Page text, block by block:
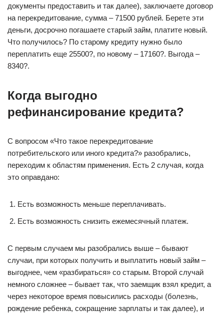
документы предоставить и так далее), заключаете договор
на перекредитование, сумма – 71500 рублей. Берете эти
деньги, досрочно погашаете старый займ, платите новый.
Что получилось? По старому кредиту нужно было
переплатить еще 25500?, по новому – 17160?. Выгода –
8340?.
Когда выгодно
рефинансирование кредита?
С вопросом «Что такое перекредитование
потребительского или иного кредита?» разобрались,
переходим к областям применения. Есть 2 случая, когда
это оправдано:
Есть возможность меньше переплачивать.
Есть возможность снизить ежемесячный платеж.
С первым случаем мы разобрались выше – бывают
случаи, при которых получить и выплатить новый займ –
выгоднее, чем «разбираться» со старым. Второй случай
немного сложнее – бывает так, что заемщик взял кредит, а
через некоторое время повысились расходы (болезнь,
рождение ребенка, сокращение зарплаты и так далее), и